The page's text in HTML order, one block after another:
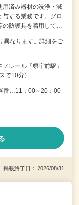
用済み器材の洗浄・滅
する業務です。グロ
の防護具を着用して…
なります。詳細をご
レール「県庁前駅」
で10分）
番…11：00～20：00
載終了日： 2026/08/31